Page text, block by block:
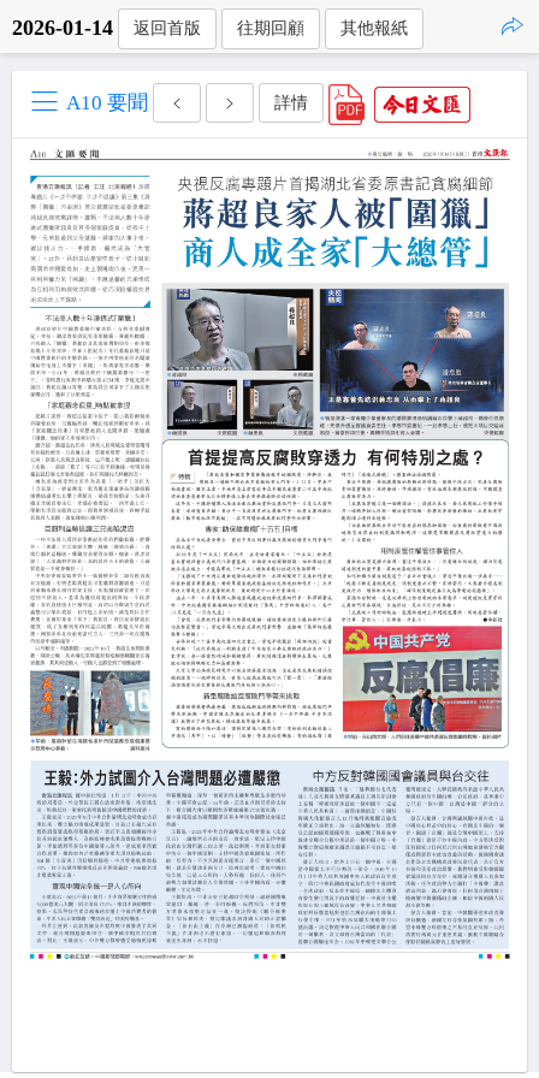
2026-01-14 返回首版 往期回顧 其他報紙
A10 要聞 詳情